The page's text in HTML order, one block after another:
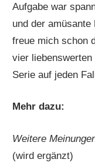
Aufgabe war
und der
freue mich schon
vier
Serie auf jeden
Mehr dazu:
Weitere
(wird ergänzt)